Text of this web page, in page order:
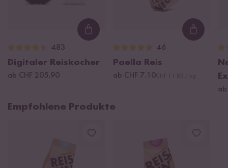
Loading...
483
Digitaler Reiskocher
ab CHF 205.90
46
Paella Reis
ab CHF 7.10CHF 11.83 / kg
Empfohlene Produkte